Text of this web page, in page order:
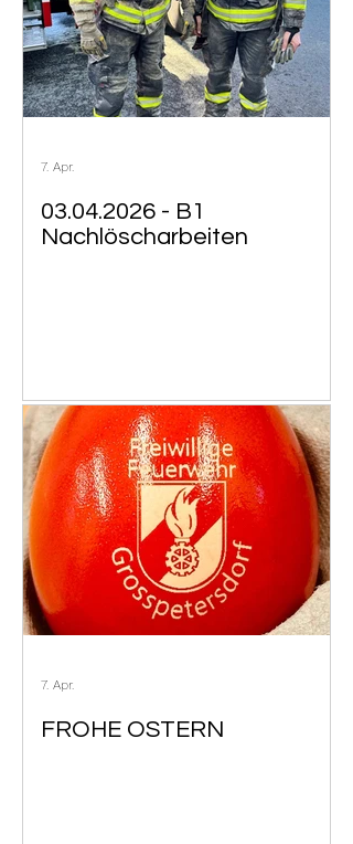
03.04.2026 - B1
Nachlöscharbeiten
7. Apr.
FROHE OSTERN
7. Apr.